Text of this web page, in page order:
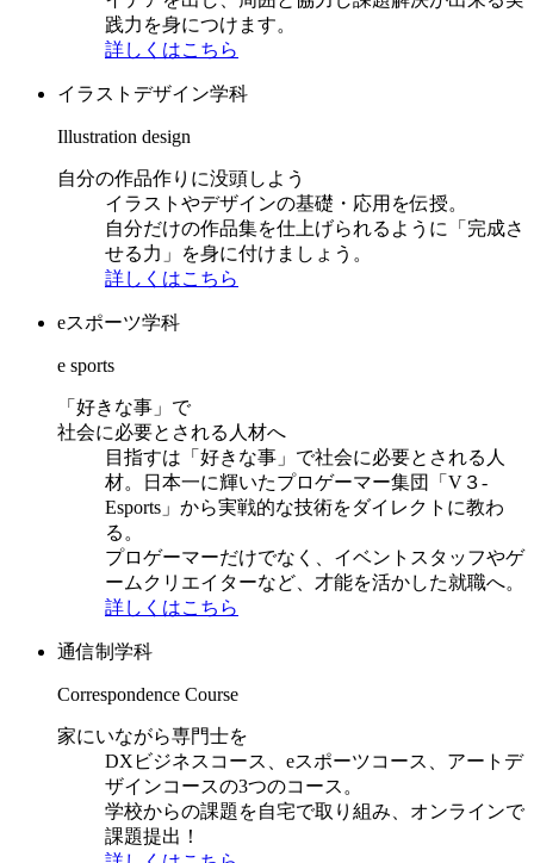
践力を身につけます。
詳しくはこちら
イラストデザイン学科
Illustration design
自分の作品作りに没頭しよう
イラストやデザインの基礎・応用を伝授。
自分だけの作品集を仕上げられるように「完成さ
せる力」を身に付けましょう。
詳しくはこちら
eスポーツ学科
e sports
「好きな事」で
社会に必要とされる人材へ
目指すは「好きな事」で社会に必要とされる人
材。日本一に輝いたプロゲーマー集団「V３-
Esports」から実戦的な技術をダイレクトに教わ
る。
プロゲーマーだけでなく、イベントスタッフやゲ
ームクリエイターなど、才能を活かした就職へ。
詳しくはこちら
通信制学科
Correspondence Course
家にいながら専門士を
DXビジネスコース、eスポーツコース、アートデ
ザインコースの3つのコース。
学校からの課題を自宅で取り組み、オンラインで
課題提出！